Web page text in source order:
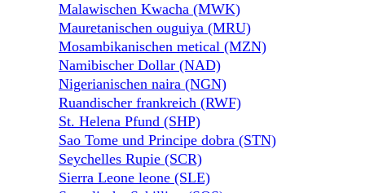
Malawischen Kwacha (MWK)
Mauretanischen ouguiya (MRU)
Mosambikanischen metical (MZN)
Namibischer Dollar (NAD)
Nigerianischen naira (NGN)
Ruandischer frankreich (RWF)
St. Helena Pfund (SHP)
Sao Tome und Principe dobra (STN)
Seychelles Rupie (SCR)
Sierra Leone leone (SLE)